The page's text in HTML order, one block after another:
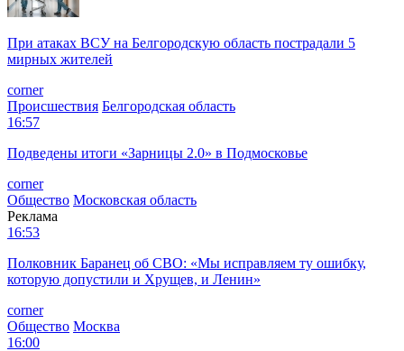
При атаках ВСУ на Белгородскую область пострадали 5
мирных жителей
corner
Происшествия Белгородская область
16:57
Подведены итоги «Зарницы 2.0» в Подмосковье
corner
Общество Московская область
Реклама
16:53
Полковник Баранец об СВО: «Мы исправляем ту ошибку,
которую допустили и Хрущев, и Ленин»
corner
Общество Москва
16:00